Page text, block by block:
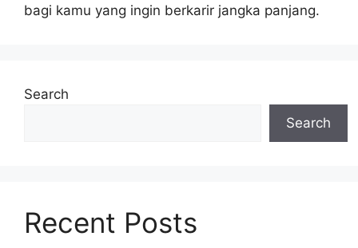
bagi kamu yang ingin berkarir jangka panjang.
Search
Search
Recent Posts